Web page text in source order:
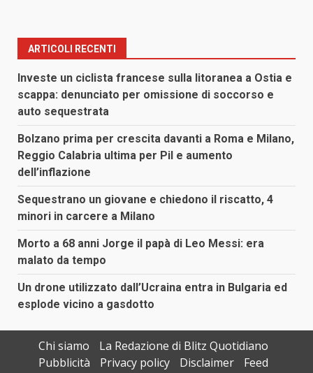
ARTICOLI RECENTI
Investe un ciclista francese sulla litoranea a Ostia e
scappa: denunciato per omissione di soccorso e
auto sequestrata
Bolzano prima per crescita davanti a Roma e Milano,
Reggio Calabria ultima per Pil e aumento
dell’inflazione
Sequestrano un giovane e chiedono il riscatto, 4
minori in carcere a Milano
Morto a 68 anni Jorge il papà di Leo Messi: era
malato da tempo
Un drone utilizzato dall’Ucraina entra in Bulgaria ed
esplode vicino a gasdotto
Chi siamo
La Redazione di Blitz Quotidiano
Pubblicità
Privacy policy Disclaimer Feed